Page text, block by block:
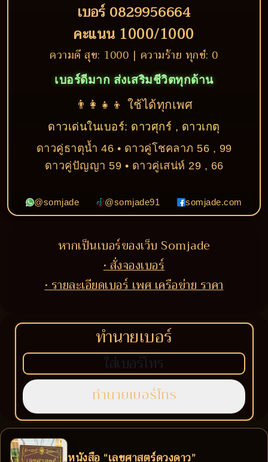
เบอร์ 0829956664
คะแนน 1000/1000
ความดี สุข: 1000 | ความร้าย ทุกข์: 0
เบอร์ดีมาก ส่งเสริมชีวิตทุกด้าน
👨‍👩‍👧‍👦 ใช้ได้ทุกเพศ
ดาวเด่นในเบอร์: ดาวศุกร์ , ดาวเกตุ
ดาวคู่ธาตุน้ำ 46 • ดาวคู่โชคลาภ 56 , 99
ดาวคู่ปัญญา 59 • ดาวคู่เสน่ห์ 29 , 66
@somjade @somjade91 somjade.com
หากเป็นเบอร์ของเว็บ Somjade
• สั่งจองเบอร์
• รายละเอียดเบอร์ เพศ เครือข่าย ราคา
ทำนายเบอร์
หนังสือ “เลขศาสตร์ดวงดาว”